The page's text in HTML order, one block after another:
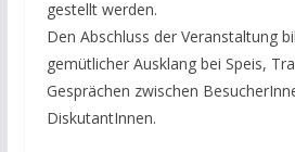
gestellt werden.
Den Abschluss der Veranstaltung
gemütlicher Ausklang bei Speis,
Gesprächen zwischen
DiskutantInnen.